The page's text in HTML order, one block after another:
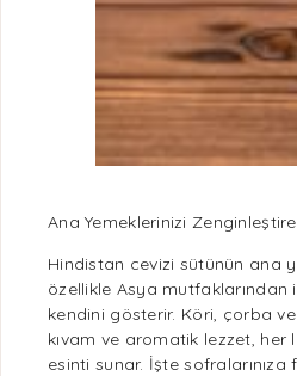
Ana Yemeklerinizi
Hindistan cevizi sütünün ana
özellikle Asya
kendini gösterir. Köri, çorba
kıvam ve aromatik lezzet, her
esinti sunar. İşte